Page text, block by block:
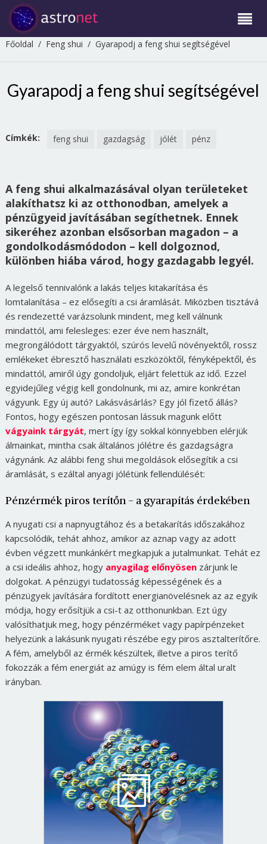
Főoldal / Feng shui / Gyarapodj a feng shui segítségével
Gyarapodj a feng shui segítségével
Címkék: feng shui gazdagság jólét pénz
A feng shui alkalmazásával olyan területeket
alakíthatsz ki az otthonodban, amelyek a
pénzügyeid javításában segíthetnek. Ennek
sikeréhez azonban elsősorban magadon – a
gondolkodásmódodon – kell dolgoznod,
különben hiába várod, hogy gazdagabb legyél.
A legelső tennivalónk a lakás teljes kitakarítása és
lomtalanítása – ez elősegíti a csi áramlását. Miközben tisztává
és rendezetté varázsolunk mindent, meg kell válnunk
mindattól, ami felesleges: ezer éve nem használt,
megrongálódott tárgyaktól, szúrós levelű növényektől, rossz
emlékeket ébresztő használati eszközöktől, fényképektől, és
mindattól, amiről úgy gondoljuk, eljárt felettük az idő. Ezzel
egyidejűleg végig kell gondolnunk, mi az, amire konkrétan
vágyunk. Egy új autó? Lakásvásárlás? Egy jól fizető állás?
Fontos, hogy egészen pontosan lássuk magunk előtt
vágyaink tárgyát, mert így így sokkal könnyebben elérjük
álmainkat, mintha csak általános jólétre és gazdagságra
vágynánk. Az alábbi feng shui megoldások elősegítik a csi
áramlását, s ezáltal anyagi jólétünk fellendülését:
Pénzérmék piros terítőn - a gyarapítás érdekében
A nyugati csi a napnyugtához és a betakarítás időszakához
kapcsolódik, tehát ahhoz, amikor az aznap vagy az adott
évben végzett munkánkért megkapjuk a jutalmunkat. Tehát ez
a csi ideális ahhoz, hogy anyagilag előnyösenzárjunk le
dolgokat. A pénzügyi tudatosság képességének és a
pénzügyek javítására fordított energianövelésnek az az egyik
módja, hogy erősítjük a csi-t az otthonunkban. Ezt úgy
valósíthatjuk meg, hogy pénzérméket vagy papírpénzeket
helyezünk a lakásunk nyugati részébe egy piros asztalterítőre.
A fém, amelyből az érmék készültek, illetve a piros terítő
fokozzák a fém energiát az amúgy is fém elem által uralt
irányban.